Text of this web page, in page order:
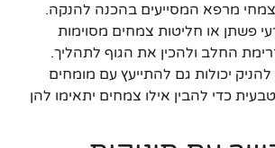
צמחי מרפא המסייעים בהכנה להנקה.
פשתן או חליטות צמחים מסוימות
החלב ולהכין את הגוף לתהליך.
יכולות גם להתייעץ עם מומחים
כדי להבין אילו צמחים יתאימו להן